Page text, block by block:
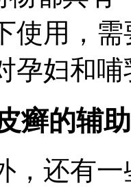
使用，
孕妇和
癣的辅
，还有